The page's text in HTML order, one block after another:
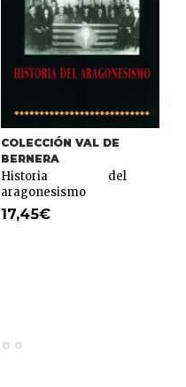
COLECCIÓN VAL DE
BERNERA
Historia del
aragonesismo
17,45€